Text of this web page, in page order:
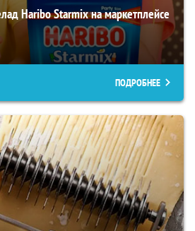
Haribo Starmix на маркетплейсе
ПОДРОБНЕЕ